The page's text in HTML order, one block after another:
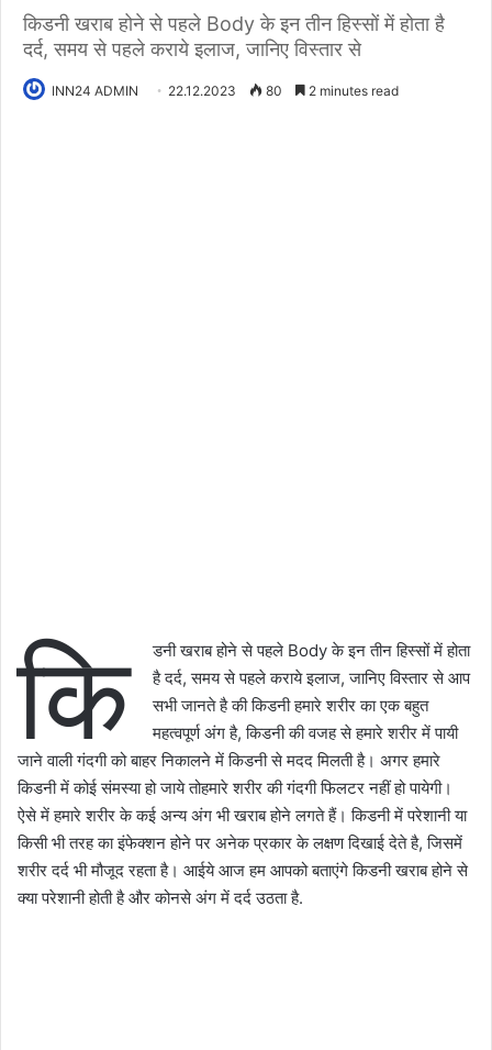
किडनी खराब होने से पहले Body के इन तीन हिस्सों में होता है
दर्द, समय से पहले कराये इलाज, जानिए विस्तार से
INN24 ADMIN 22.12.2023 80 2 minutes read
कि
डनी खराब होने से पहले Body के इन तीन हिस्सों में होता
है दर्द, समय से पहले कराये इलाज, जानिए विस्तार से आप
सभी जानते है की किडनी हमारे शरीर का एक बहुत
महत्वपूर्ण अंग है, किडनी की वजह से हमारे शरीर में पायी
जाने वाली गंदगी को बाहर निकालने में किडनी से मदद मिलती है। अगर हमारे
किडनी में कोई संमस्या हो जाये तोहमारे शरीर की गंदगी फिलटर नहीं हो पायेगी।
ऐसे में हमारे शरीर के कई अन्य अंग भी खराब होने लगते हैं। किडनी में परेशानी या
किसी भी तरह का इंफेक्शन होने पर अनेक प्रकार के लक्षण दिखाई देते है, जिसमें
शरीर दर्द भी मौजूद रहता है। आईये आज हम आपको बताएंगे किडनी खराब होने से
क्या परेशानी होती है और कोनसे अंग में दर्द उठता है.